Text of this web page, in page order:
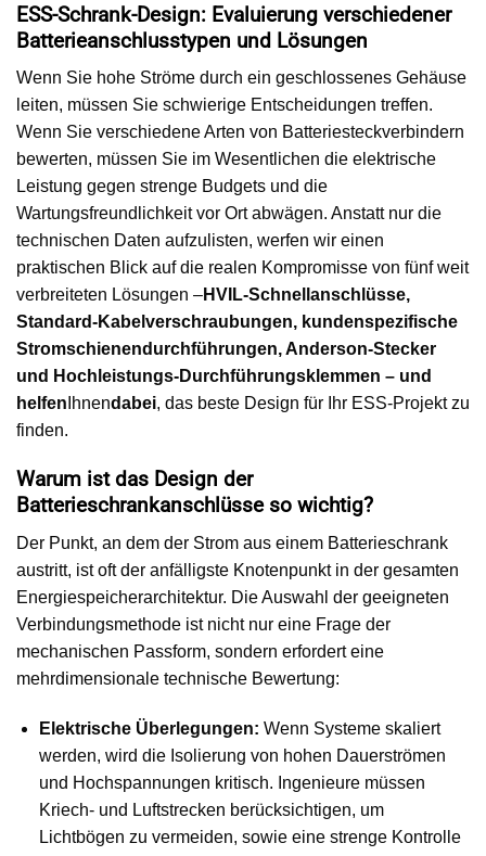
ESS-Schrank-Design: Evaluierung verschiedener
Batterieanschlusstypen und Lösungen
Wenn Sie hohe Ströme durch ein geschlossenes Gehäuse
leiten, müssen Sie schwierige Entscheidungen treffen.
Wenn Sie verschiedene Arten von Batteriesteckverbindern
bewerten, müssen Sie im Wesentlichen die elektrische
Leistung gegen strenge Budgets und die
Wartungsfreundlichkeit vor Ort abwägen. Anstatt nur die
technischen Daten aufzulisten, werfen wir einen
praktischen Blick auf die realen Kompromisse von fünf weit
verbreiteten Lösungen –HVIL-Schnellanschlüsse,
Standard-Kabelverschraubungen, kundenspezifische
Stromschienendurchführungen, Anderson-Stecker
und Hochleistungs-Durchführungsklemmen – und
helfen Ihnendabei, das beste Design für Ihr ESS-Projekt zu
finden.
Warum ist das Design der
Batterieschrankanschlüsse so wichtig?
Der Punkt, an dem der Strom aus einem Batterieschrank
austritt, ist oft der anfälligste Knotenpunkt in der gesamten
Energiespeicherarchitektur. Die Auswahl der geeigneten
Verbindungsmethode ist nicht nur eine Frage der
mechanischen Passform, sondern erfordert eine
mehrdimensionale technische Bewertung:
Elektrische Überlegungen: Wenn Systeme skaliert
werden, wird die Isolierung von hohen Dauerströmen
und Hochspannungen kritisch. Ingenieure müssen
Kriech- und Luftstrecken berücksichtigen, um
Lichtbögen zu vermeiden, sowie eine strenge Kontrolle